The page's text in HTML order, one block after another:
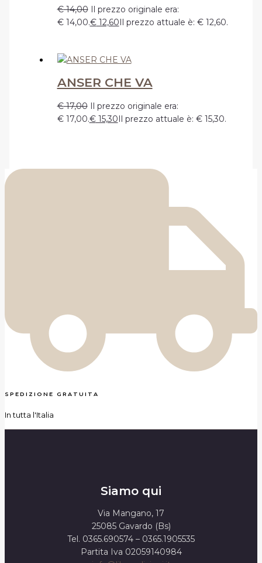
€14,00 Il prezzo originale era:
€ 14,00.€12,60Il prezzo attuale è: € 12,60.
ANSER CHE VA
€17,00 Il prezzo originale era:
€ 17,00.€15,30Il prezzo attuale è: € 15,30.
SPEDIZIONE GRATUITA
In tutta l'Italia
Siamo qui
Via Mangano, 17
25085 Gavardo (Bs)
Tel. 0365.690574 – 0365.1905535
Partita Iva 02059140984